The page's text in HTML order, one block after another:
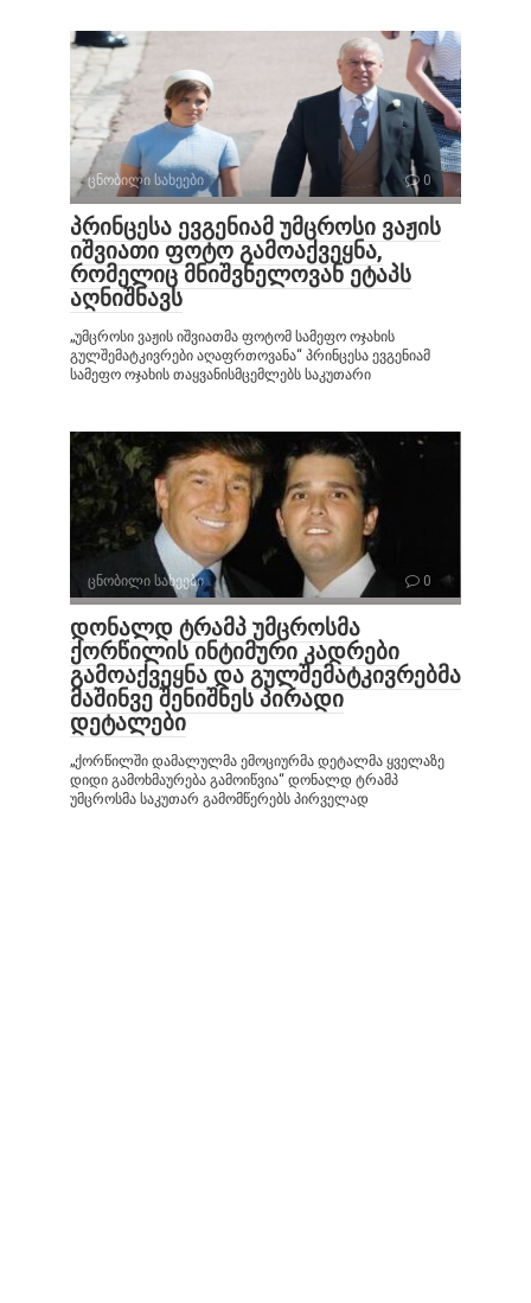
ცნობილი სახეები 0
პრინცესა ევგენიამ უმცროსი ვაჟის
იშვიათი ფოტო გამოაქვეყნა,
რომელიც მნიშვნელოვან ეტაპს
აღნიშნავს
„უმცროსი ვაჟის იშვიათმა ფოტომ სამეფო ოჯახის
გულშემატკივრები აღაფრთოვანა“ პრინცესა ევგენიამ
სამეფო ოჯახის თაყვანისმცემლებს საკუთარი
ცნობილი სახეები 0
დონალდ ტრამპ უმცროსმა
ქორწილის ინტიმური კადრები
გამოაქვეყნა და გულშემატკივრებმა
მაშინვე შენიშნეს პირადი
დეტალები
„ქორწილში დამალულმა ემოციურმა დეტალმა ყველაზე
დიდი გამოხმაურება გამოიწვია“ დონალდ ტრამპ
უმცროსმა საკუთარ გამომწერებს პირველად